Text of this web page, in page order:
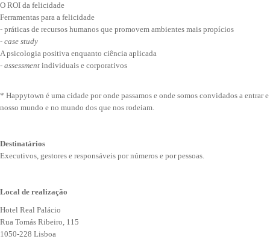
O ROI da felicidade
Ferramentas para a felicidade
- práticas de recursos humanos que promovem ambientes mais propícios
- case study
A psicologia positiva enquanto ciência aplicada
- assessment individuais e corporativos
* Happytown é uma cidade por onde passamos e onde somos convidados a entrar
nosso mundo e no mundo dos que nos rodeiam.
Destinatários
Executivos, gestores e responsáveis por números e por pessoas.
Local de realização
Hotel Real Palácio
Rua Tomás Ribeiro, 115
1050-228 Lisboa